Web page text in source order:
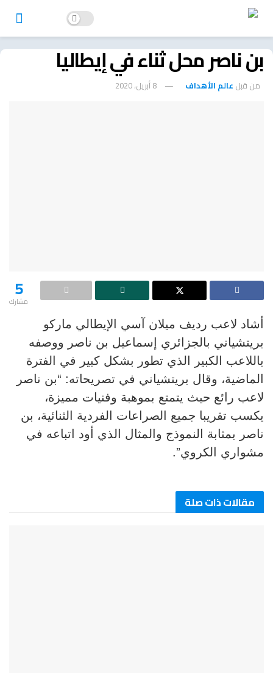
بن ناصر محل ثناء في إيطاليا
من قبل عالم الأهداف 8 أبريل، 2020
5
مشارك
أشاد لاعب رديف ميلان آسي الإيطالي ماركو
بريتشياني بالجزائري إسماعيل بن ناصر ووصفه
باللاعب الكبير الذي تطور بشكل كبير في الفترة
الماضية، وقال بريتشياني في تصريحاته: “بن ناصر
لاعب رائع حيث يتمتع بموهبة وفنيات مميزة،
يكسب تقريبا جميع الصراعات الفردية الثنائية، بن
ناصر بمثابة النموذج والمثال الذي أود اتباعه في
مشواري الكروي”.
مقالات ذات صلة